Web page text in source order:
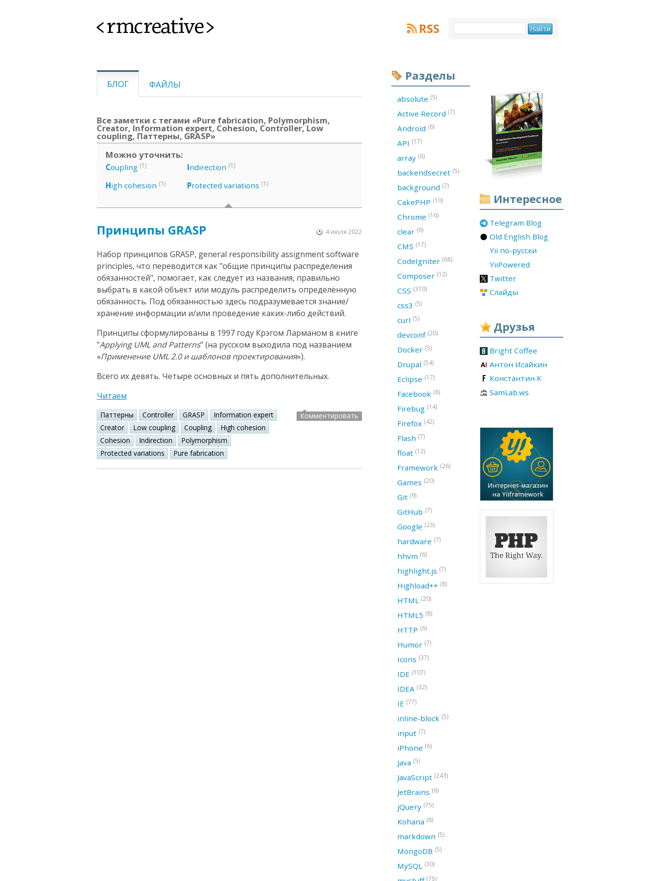
<rmcreative> RSS
БЛОГ ФАЙЛЫ
Все заметки с тегами «Pure fabrication, Polymorphism,
Creator, Information expert, Cohesion, Controller, Low
coupling, Паттерны, GRASP»
Можно уточнить:
Coupling (1)
High cohesion (1)
Indirection (1)
Protected variations (1)
Принципы GRASP 4 июля 2022
Набор принципов GRASP, general responsibility assignment software
principles, что переводится как "общие принципы распределения
обязанностей", помогает, как следует из названия, правильно
выбрать в какой объект или модуль распределить определённую
обязанность. Под обязанностью здесь подразумевается знание/
хранение информации и/или проведение каких-либо действий.
Принципы сформулированы в 1997 году Крэгом Ларманом в книге
"Applying UML and Patterns" (на русском выходила под названием
«Применение UML 2.0 и шаблонов проектирования»).
Всего их девять. Четыре основных и пять дополнительных.
Читаем
Паттерны Controller GRASP
Information expert
Creator
Low coupling Coupling
High cohesion
Cohesion
Indirection
Polymorphism
Protected variations
Pure fabrication
Комментировать
Интересное
Telegram Blog
Old English Blog
Yii по-русски
YiiPowered
Twitter
Слайды
Друзья
Bright Coffee
Антон Исайкин
Константин К
SamLab.ws
Разделы
absolute (5)
Active Record (7)
Android (6)
API (17)
array (6)
backendsecret (5)
background (7)
CakePHP (10)
Chrome (16)
clear (6)
CMS (17)
CodeIgniter (68)
Composer (12)
CSS (310)
css3 (5)
curl (5)
devconf (20)
Docker (5)
Drupal (54)
Eclipse (17)
Facebook (8)
Firebug (14)
Firefox (42)
Flash (7)
float (12)
Framework (26)
Games (20)
Git (9)
GitHub (7)
Google (23)
hardware (7)
hhvm (6)
highlight.js (7)
Highload++ (8)
HTML (20)
HTML5 (8)
HTTP (6)
Humor (7)
Icons (37)
IDE (107)
IDEA (32)
IE (77)
inline-block (5)
input (7)
iPhone (6)
Java (5)
JavaScript (243)
JetBrains (6)
jQuery (75)
Kohana (8)
markdown (5)
MongoDB (5)
MySQL (30)
(75)